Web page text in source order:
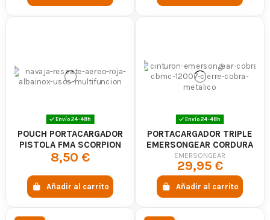
Envío 24-48h
POUCH PORTACARGADOR
PISTOLA FMA SCORPION
TAN
8,50 €
Añadir al carrito
Envío 24-48h
PORTACARGADOR TRIPLE
EMERSONGEAR CORDURA
500D - MC
EMERSONGEAR
29,95 €
Añadir al carrito